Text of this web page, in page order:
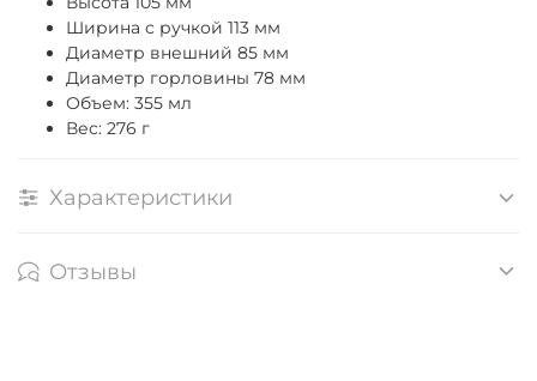
Ширина с ручкой 113 мм
Диаметр внешний 85 мм
Диаметр горловины 78 мм
Объем: 355 мл
Вес: 276 г
Характеристики
Отзывы